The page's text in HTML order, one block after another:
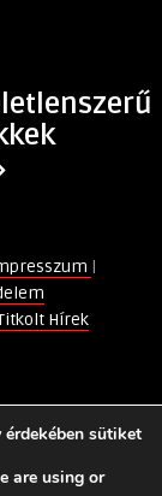
az
epés
bejegyzéshez
kikapcsolva
|
Hírek
sütiket
are using or